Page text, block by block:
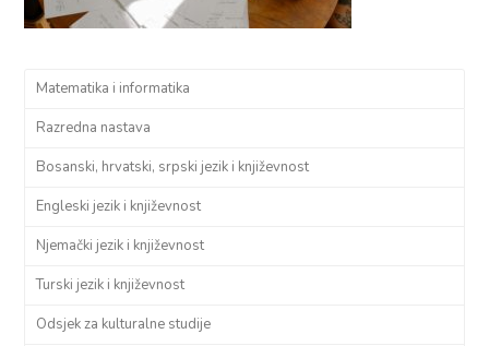
Matematika i informatika
Razredna nastava
Bosanski, hrvatski, srpski jezik i književnost
Engleski jezik i književnost
Njemački jezik i književnost
Turski jezik i književnost
Odsjek za kulturalne studije